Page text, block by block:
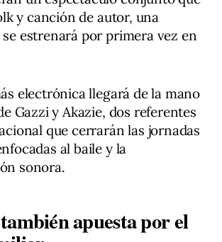
y canción de autor, una
estrenará por primera vez en
electrónica llegará de la mano
Gazzi y Akazie, dos referentes
que cerrarán las jornadas
al baile y la
sonora.
apuesta por el